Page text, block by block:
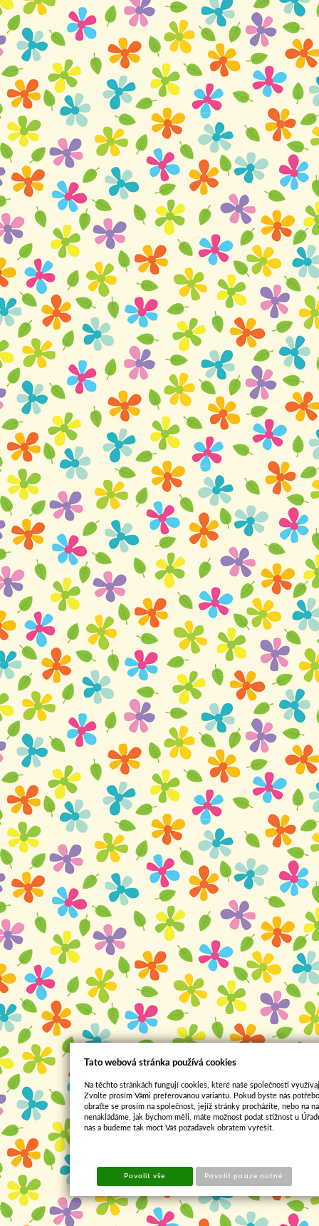
Tato webová stránka používá cookies
Na těchto stránkách fungují cookies, které naše společnosti
Zvolte prosím Vámi preferovanou variantu. Pokud byste nás
obraťte se prosím na společnost, jejíž stránky procházíte, nebo na
nenakládáme, jak bychom měli, máte možnost podat stížnost u
nás a budeme tak moct Váš požadavek obratem vyřešit.
Povolit vše Povolit pouze nutné